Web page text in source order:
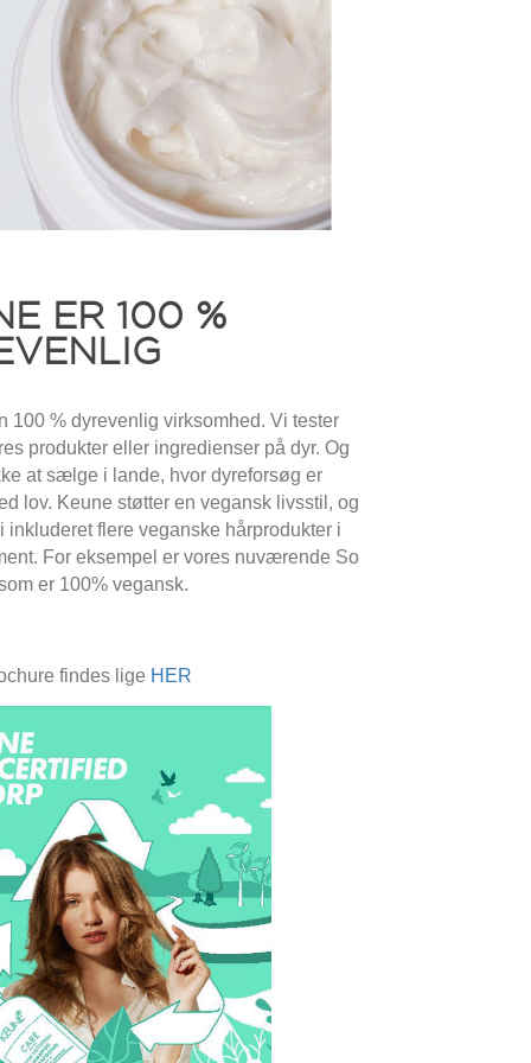
ER 100 %
100 % dyrevenlig virksomhed. Vi tester
produkter eller ingredienser på dyr. Og
at sælge i lande, hvor dyreforsøg er
lov. Keune støtter en vegansk livsstil, og
inkluderet flere veganske hårprodukter i
For eksempel er vores nuværende So
er 100% vegansk.
findes lige HER